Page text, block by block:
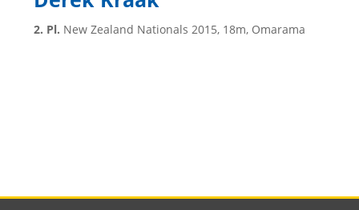
2. Pl. New Zealand Nationals 2015, 18m, Omarama